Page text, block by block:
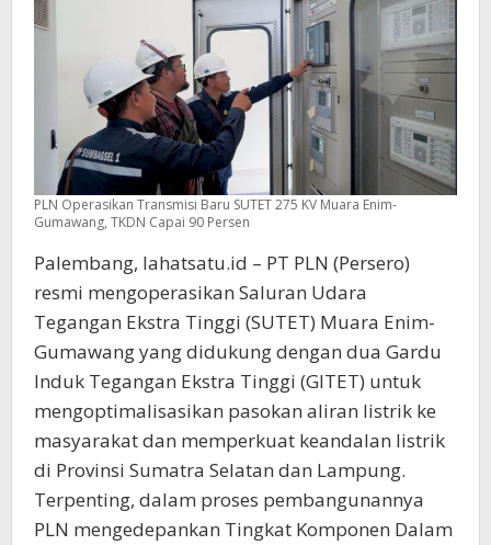
Persen
PLN Operasikan Transmisi Baru SUTET 275 KV Muara Enim-
Gumawang, TKDN Capai 90 Persen
Palembang, lahatsatu.id – PT PLN (Persero)
resmi mengoperasikan Saluran Udara
Tegangan Ekstra Tinggi (SUTET) Muara Enim-
Gumawang yang didukung dengan dua Gardu
Induk Tegangan Ekstra Tinggi (GITET) untuk
mengoptimalisasikan pasokan aliran listrik ke
masyarakat dan memperkuat keandalan listrik
di Provinsi Sumatra Selatan dan Lampung.
Terpenting, dalam proses pembangunannya
PLN mengedepankan Tingkat Komponen Dalam